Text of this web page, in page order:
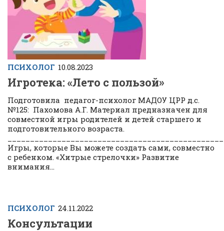
ПСИХОЛОГ 10.08.2023
Игротека: «Лето с пользой»
Подготовила педагог-психолог МАДОУ ЦРР д.с.
№125: Пахомова А.Г. Материал предназначен для
совместной игры родителей и детей старшего и
подготовительного возраста.
Игры, которые Вы можете создать сами, совместно
с ребенком. «Хитрые стрелочки» Развитие
внимания...
ПСИХОЛОГ 24.11.2022
Консультации